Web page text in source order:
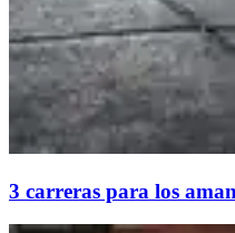
3 carreras para los